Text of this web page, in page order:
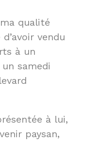
qualité
vendu
à un
samedi
à lui,
paysan,